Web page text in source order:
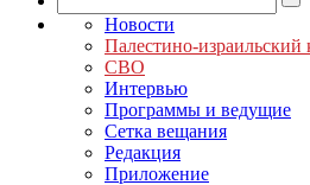
Новости
Палестино-израильский
СВО
Интервью
Программы и ведущие
Сетка вещания
Редакция
Приложение